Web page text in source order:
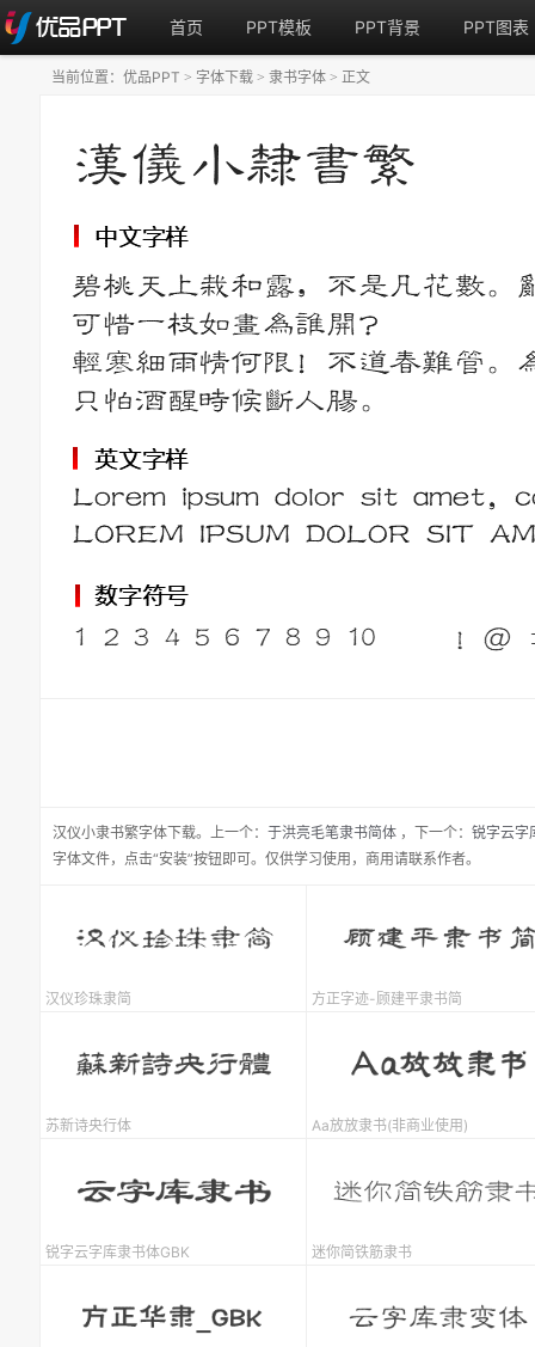
首页 PPT模板 PPT背景 PPT图表
汉仪小隶书繁字体下载。 上一个： 于洪亮毛笔隶书简体 ， 下一个： 锐字云字
字体文件，点击“安装”按钮即可。仅供学习使用，商用请联系作者。
当前位置： 优品PPT > 字体下载 > 隶书字体 > 正文
汉仪珍珠隶简 方正字迹-顾建平隶书简
苏新诗央行体 Aa放放隶书(非商业使用)
锐字云字库隶书体GBK 迷你简铁筋隶书